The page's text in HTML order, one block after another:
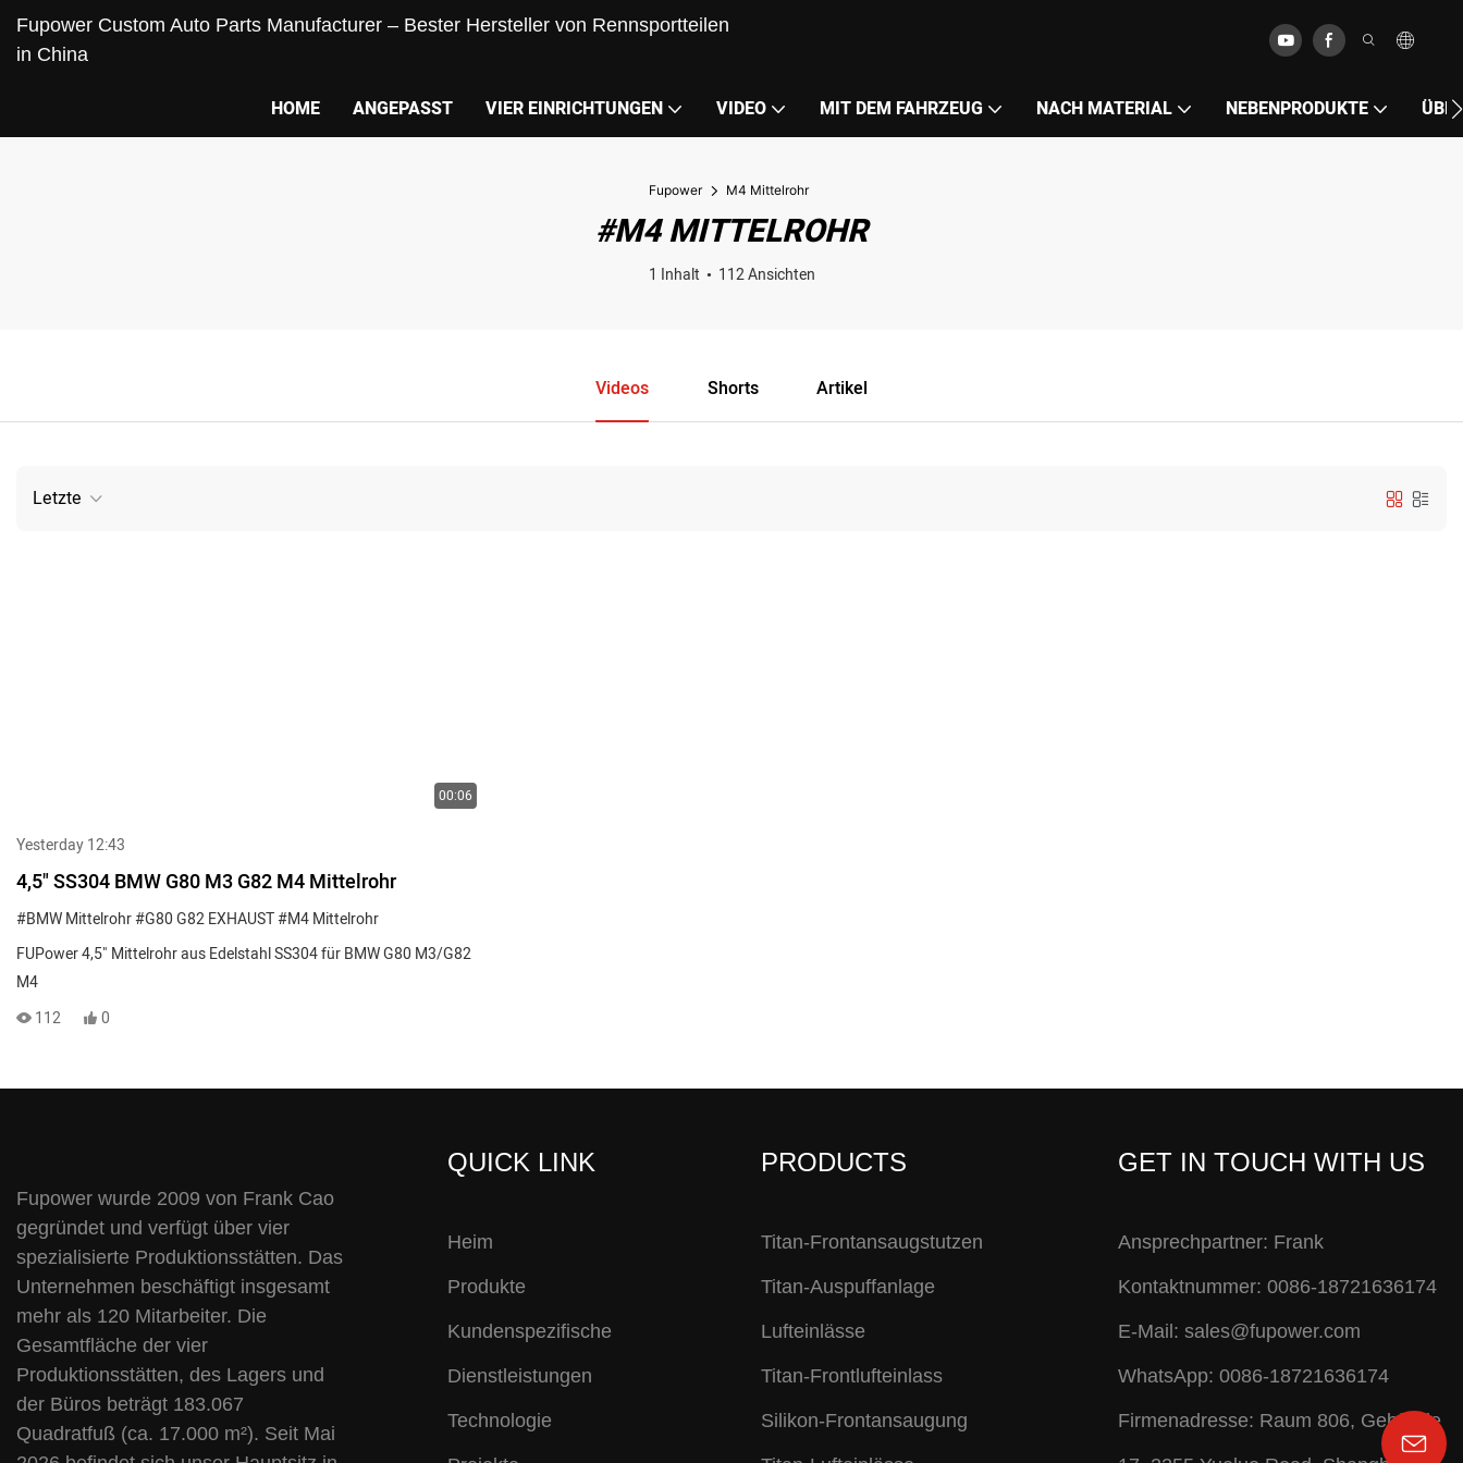
Fupower Custom Auto Parts Manufacturer – Bester Hersteller von Rennsportteilen
in China
HOME ANGEPASST VIER EINRICHTUNGEN VIDEO MIT DEM FAHRZEUG NACH MATERIAL NEBENPRODUKTE
Fupower M4 Mittelrohr
#M4 MITTELROHR
1 Inhalt 112 Ansichten
Videos Shorts Artikel
Letzte
00:06
Yesterday 12:43
4,5" SS304 BMW G80 M3 G82 M4 Mittelrohr
#BMW Mittelrohr#G80 G82 EXHAUST#M4 Mittelrohr
FUPower 4,5" Mittelrohr aus Edelstahl SS304 für BMW G80 M3/G82
M4
112
0
Fupower wurde 2009 von Frank Cao
gegründet und verfügt über vier
spezialisierte Produktionsstätten. Das
Unternehmen beschäftigt insgesamt
mehr als 120 Mitarbeiter. Die
Gesamtfläche der vier
Produktionsstätten, des Lagers und
der Büros beträgt 183.067
Quadratfuß (ca. 17.000 m²). Seit Mai
QUICK LINK
Heim
Produkte
Kundenspezifische
Dienstleistungen
Technologie
PRODUCTS
Titan-Frontansaugstutzen
Titan-Auspuffanlage
Lufteinlässe
Titan-Frontlufteinlass
Silikon-Frontansaugung
GET IN TOUCH WITH US
Ansprechpartner: Frank
Kontaktnummer: 0086-18721636174
E-Mail: sales@fupower.com
WhatsApp: 0086-18721636174
Firmenadresse: Raum 806, Gebäude